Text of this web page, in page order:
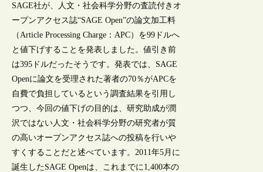
SAGE社が、人文・社会科学分野の査読付きオ
ープンアクセス誌“SAGE Open”の論文加工料
（Article Processing Charge：APC）を99ドルへ
と値下げすることを発表しました。値引き前
は395ドルだったそうです。発表では、SAGE
Openに論文を受理された著者の70％がAPCを
自費で負担しているという調査結果を引用し
つつ、今回の値下げの目的は、研究助成が潤
沢ではない人文・社会科学分野の研究者が質
の高いオープンアクセス誌への投稿を行いや
すくすることだと述べています。2011年5月に
誕生したSAGE Openは、これまでに1,400本の